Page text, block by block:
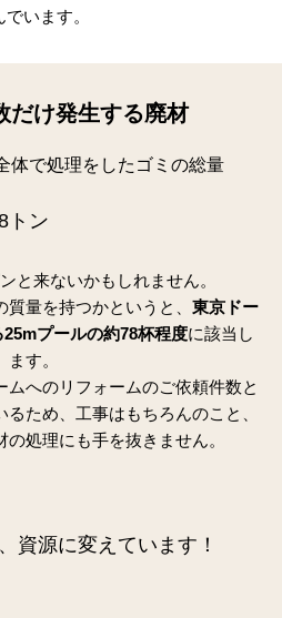
います。
だけ発生する廃材
体で処理をしたゴミの総量
トン
と来ないかもしれません。
量を持つかというと、 東京ドー
プールの約78杯程度に該当し
ます。
ムへのリフォームのご依頼件数と
ため、工事はもちろんのこと、
処理にも手を抜きません。
資源に変えています！